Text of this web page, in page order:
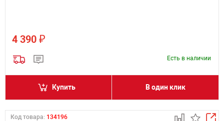
4 390 ₽
Есть в наличии
Купить В один клик
Код товара: 134196